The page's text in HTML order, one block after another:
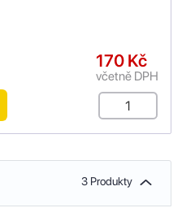
170 Kč
včetně DPH
3 Produkty